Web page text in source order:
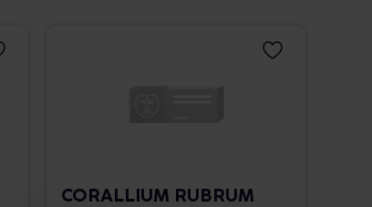
CORALLIUM RUBRUM